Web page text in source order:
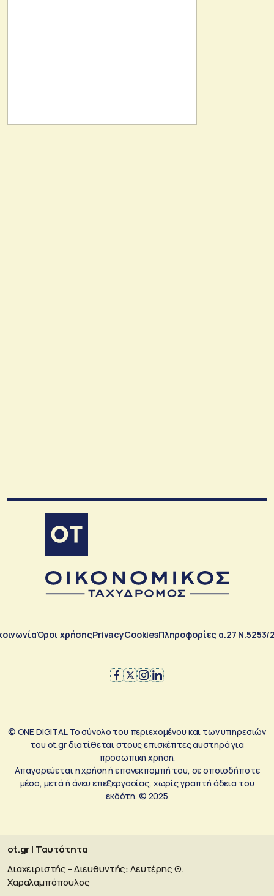
Όροι χρήσηςPrivacyCookiesΠληροφορίες α.27 Ν.5253/
© ONE DIGITAL Το σύνολο του περιεχομένου και των υπηρεσιών
του ot.gr διατίθεται στους επισκέπτες αυστηρά για
προσωπική χρήση.
Απαγορεύεται η χρήση ή επανεκπομπή του, σε οποιοδήποτε
μέσο, μετά ή άνευ επεξεργασίας, χωρίς γραπτή άδεια του
εκδότη. © 2025
ot.gr | Ταυτότητα
Διαχειριστής - Διευθυντής: Λευτέρης Θ.
Χαραλαμπόπουλος